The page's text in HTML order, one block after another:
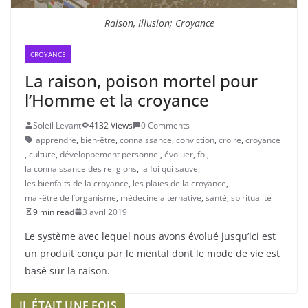
Raison, Illusion; Croyance
CROYANCE
La raison, poison mortel pour
l’Homme et la croyance
Soleil Levant 4132 Views
0 Comments
apprendre, bien-être, connaissance, conviction, croire, croyance
, culture, développement personnel, évoluer, foi,
la connaissance des religions, la foi qui sauve,
les bienfaits de la croyance, les plaies de la croyance,
mal-être de l’organisme, médecine alternative, santé, spiritualité
9 min read
3 avril 2019
Le système avec lequel nous avons évolué jusqu’ici est
un produit conçu par le mental dont le mode de vie est
basé sur la raison.